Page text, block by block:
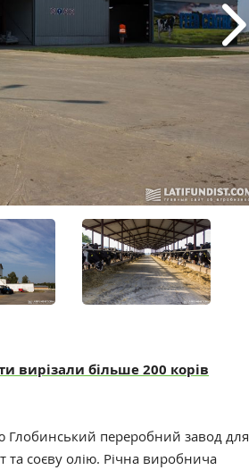
вирізали більше 200 корів
Глобинський переробний завод для
та соєву олію. Річна виробнича